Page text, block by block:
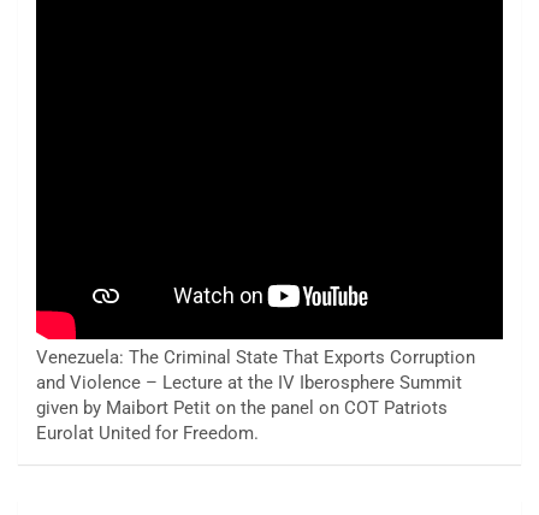
Venezuela: The Criminal State That Exports Corruption
and Violence – Lecture at the IV Iberosphere Summit
given by Maibort Petit on the panel on COT Patriots
Eurolat United for Freedom.